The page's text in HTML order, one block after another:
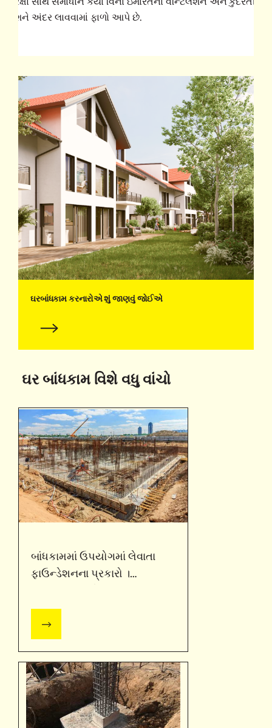
અંદર લાવવામાં ફાળો આપે છે.
ઘરબાંધકામ કરનારોએ શું જાણવું જોઈએ
ઘર બાંધકામ વિશે વધુ વાંચો
બાંધકામમાં ઉપયોગમાં લેવાતા
ફાઉન્ડેશનના પ્રકારો ।